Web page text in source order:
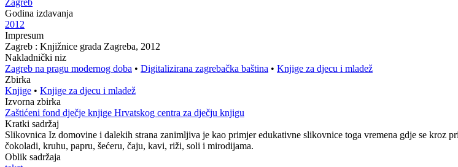
Zagreb
Godina izdavanja
2012
Impresum
Zagreb : Knjižnice grada Zagreba, 2012
Nakladnički niz
Zagreb na pragu modernog doba • Digitalizirana zagrebačka baština • Knjige za djecu i mladež
Zbirka
Knjige • Knjige za djecu i mladež
Izvorna zbirka
Zaštićeni fond dječje knjige Hrvatskog centra za dječju knjigu
Kratki sadržaj
Slikovnica Iz domovine i dalekih strana zanimljiva je kao primjer edukativne slikovnice toga vremena gdje se kroz
čokoladi, kruhu, papru, šećeru, čaju, kavi, riži, soli i mirodijama.
Oblik sadržaja